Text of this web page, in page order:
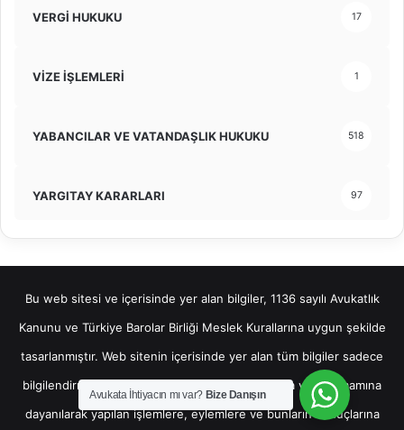
VERGİ HUKUKU 17
VİZE İŞLEMLERİ 1
YABANCILAR VE VATANDAŞLIK HUKUKU 518
YARGITAY KARARLARI 97
Bu web sitesi ve içerisinde yer alan bilgiler, 1136 sayılı Avukatlık
Kanunu ve Türkiye Barolar Birliği Meslek Kurallarına uygun şekilde
tasarlanmıştır. Web sitenin içerisinde yer alan tüm bilgiler sadece
bilgilendirme amaçlı olup, bu bilgilerin bir kısmına veya tamamına
dayanılarak yapılan işlemlere, eylemlere ve bunların sonuçlarına
Avukata İhtiyacın mı var? Bize Danışın